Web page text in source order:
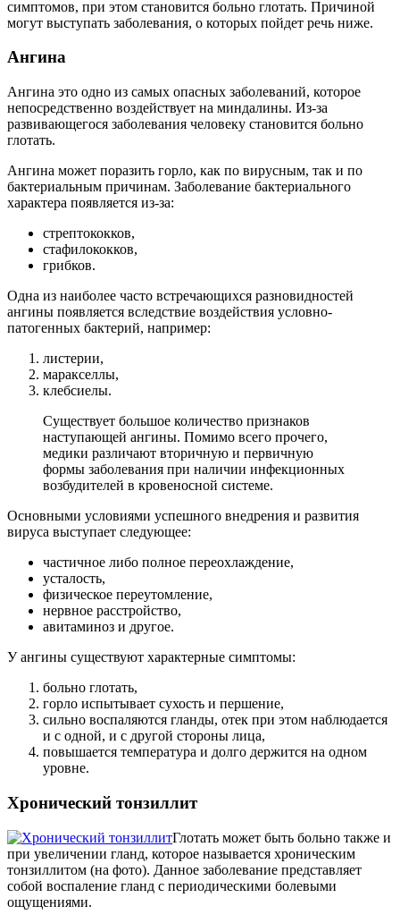
симптомов, при этом становится больно глотать. Причиной
могут выступать заболевания, о которых пойдет речь ниже.
Ангина
Ангина это одно из самых опасных заболеваний, которое
непосредственно воздействует на миндалины. Из-за
развивающегося заболевания человеку становится больно
глотать.
Ангина может поразить горло, как по вирусным, так и по
бактериальным причинам. Заболевание бактериального
характера появляется из-за:
стрептококков,
стафилококков,
грибков.
Одна из наиболее часто встречающихся разновидностей
ангины появляется вследствие воздействия условно-
патогенных бактерий, например:
листерии,
маракселлы,
клебсиелы.
Существует большое количество признаков
наступающей ангины. Помимо всего прочего,
медики различают вторичную и первичную
формы заболевания при наличии инфекционных
возбудителей в кровеносной системе.
Основными условиями успешного внедрения и развития
вируса выступает следующее:
частичное либо полное переохлаждение,
усталость,
физическое переутомление,
нервное расстройство,
авитаминоз и другое.
У ангины существуют характерные симптомы:
больно глотать,
горло испытывает сухость и першение,
сильно воспаляются гланды, отек при этом наблюдается
и с одной, и с другой стороны лица,
повышается температура и долго держится на одном
уровне.
Хронический тонзиллит
Глотать может быть больно также и
при увеличении гланд, которое называется хроническим
тонзиллитом (на фото). Данное заболевание представляет
собой воспаление гланд с периодическими болевыми
ощущениями.